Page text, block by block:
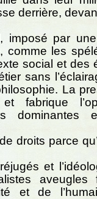
derrière,
imposé par
comme les
social et des
sans
La
fabrique
dominantes
droits parce
et
aveugles
et de